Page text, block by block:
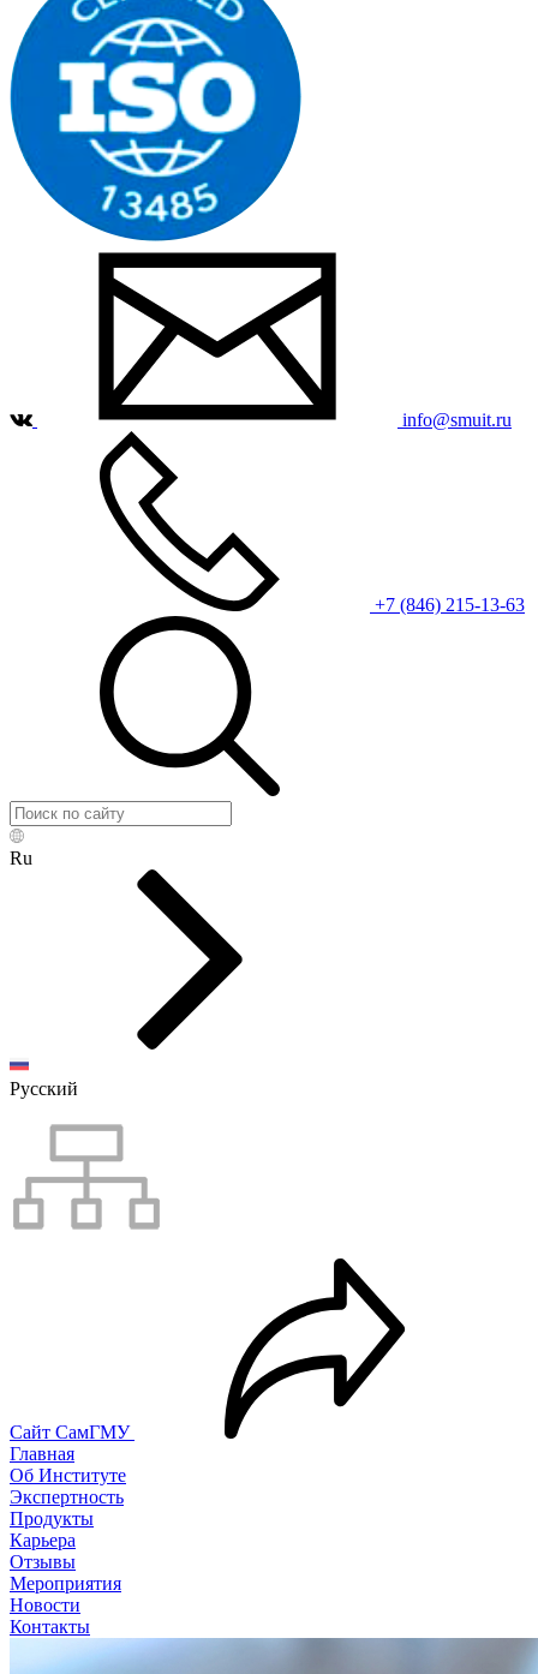
info@smuit.ru
+7 (846) 215-13-63
Ru
Русский
Сайт СамГМУ
Главная
Об Институте
Экспертность
Продукты
Карьера
Отзывы
Мероприятия
Новости
Контакты